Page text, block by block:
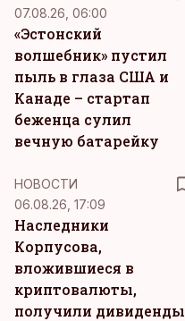
07.08.26, 06:00
«Эстонский
волшебник» пустил
пыль в глаза США и
Канаде – стартап
беженца сулил
вечную батарейку
НОВОСТИ
06.08.26, 17:09
Наследники
Корпусова,
вложившиеся в
криптовалюты,
получили дивиденды